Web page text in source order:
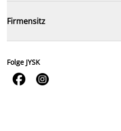
Firmensitz
Folge JYSK
 